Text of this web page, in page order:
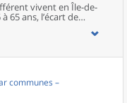
crise sanitaire a
de vie d’une partie
vivent en Île-de-
65 ans, l’écart de
des femmes. Ces écarts
couples mariés ou avec
Enfin, les couples dont
; ces couples vivent
de la capitale.
communes –